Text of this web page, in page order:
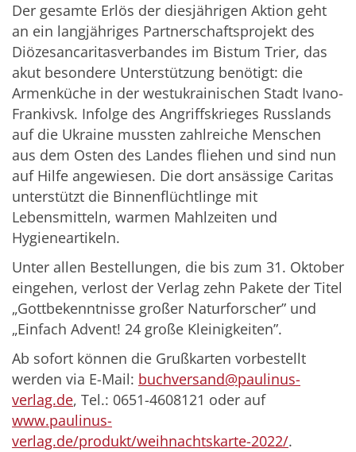
Der gesamte Erlös der diesjährigen Aktion geht
an ein langjähriges Partnerschaftsprojekt des
Diözesancaritasverbandes im Bistum Trier, das
akut besondere Unterstützung benötigt: die
Armenküche in der westukrainischen Stadt Ivano-
Frankivsk. Infolge des Angriffskrieges Russlands
auf die Ukraine mussten zahlreiche Menschen
aus dem Osten des Landes fliehen und sind nun
auf Hilfe angewiesen. Die dort ansässige Caritas
unterstützt die Binnenflüchtlinge mit
Lebensmitteln, warmen Mahlzeiten und
Hygieneartikeln.
Unter allen Bestellungen, die bis zum 31. Oktober
eingehen, verlost der Verlag zehn Pakete der Titel
„Gottbekenntnisse großer Naturforscher” und
„Einfach Advent! 24 große Kleinigkeiten”.
Ab sofort können die Grußkarten vorbestellt
werden via E-Mail: buchversand@paulinus-
verlag.de, Tel.: 0651-4608121 oder auf
www.paulinus-
verlag.de/produkt/weihnachtskarte-2022/.